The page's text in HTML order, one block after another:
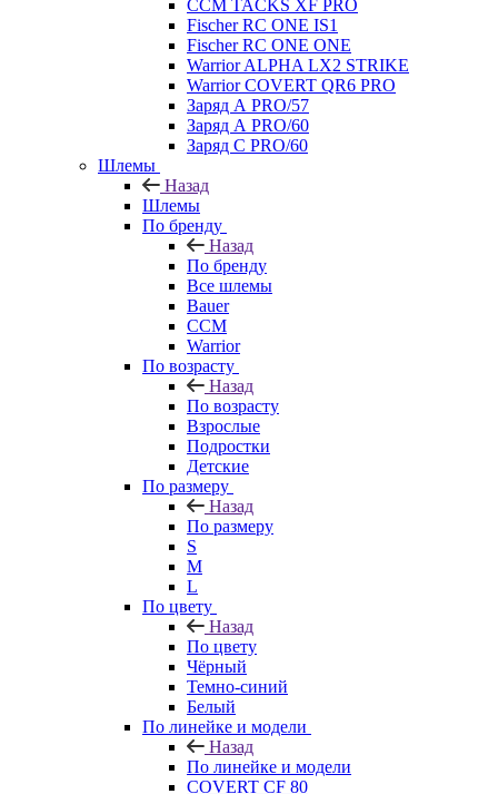
CCM TACKS XF PRO
Fischer RC ONE IS1
Fischer RC ONE ONE
Warrior ALPHA LX2 STRIKE
Warrior COVERT QR6 PRO
Заряд А PRO/57
Заряд А PRO/60
Заряд С PRO/60
Шлемы
Назад
Шлемы
По бренду
Назад
По бренду
Все шлемы
Bauer
CCM
Warrior
По возрасту
Назад
По возрасту
Взрослые
Подростки
Детские
По размеру
Назад
По размеру
S
M
L
По цвету
Назад
По цвету
Чёрный
Темно-синий
Белый
По линейке и модели
Назад
По линейке и модели
COVERT CF 80